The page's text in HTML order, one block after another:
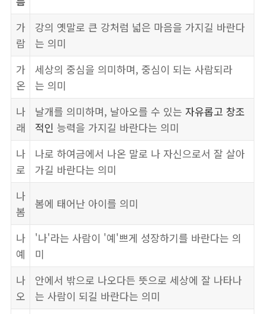
가
람
강의 옛말로 큰 강처럼 넓은 마음을 가지길 바란다
는 의미
가
온
세상의 중심을 의미하며, 중심이 되는 사람되라
는 의미
나
래
날개를 의미하며, 날아오를 수 있는 자유롭고 창조
적인 능력을 가지길 바란다는 의미
나
로
나로 하여금에서 나온 말로 나 자신으로서 잘 살아
가길 바란다는 의미
나
봄
봄에 태어난 아이를 의미
나
예
'나'라는 사람이 '예'쁘게 성장하기를 바란다는 의
미
나
오
안에서 밖으로 나오다든 뜻으로 세상에 잘 나타나
는 사람이 되길 바란다는 의미